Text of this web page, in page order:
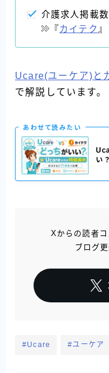
介護求人掲載
『カイテク 』
Ucare(ユーケア)と
で解説しています。
あわせて読みたい
い
Xからの読者コ
ブログ
#Ucare #ユーケア